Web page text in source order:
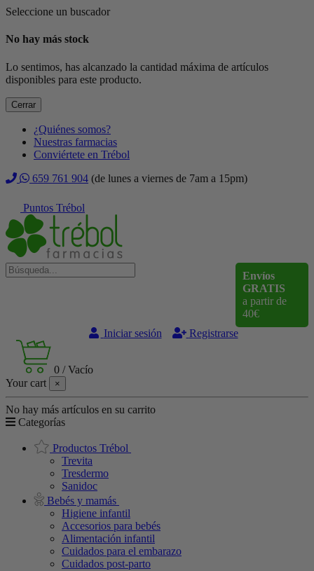
Seleccione un buscador
No hay más stock
Lo sentimos, has alcanzado la cantidad máxima de artículos
disponibles para este producto.
Cerrar
¿Quiénes somos?
Nuestras farmacias
Conviértete en Trébol
659 761 904 (de lunes a viernes de 7am a 15pm)
Puntos Trébol
Envíos
GRATIS
a partir de
40€
Iniciar sesión
Registrarse
0 /Vacío
Your cart
×
No hay más artículos en su carrito
Categorías
Productos Trébol
Trevita
Tresdermo
Sanidoc
Bebés y mamás
Higiene infantil
Accesorios para bebés
Alimentación infantil
Cuidados para el embarazo
Cuidados post-parto